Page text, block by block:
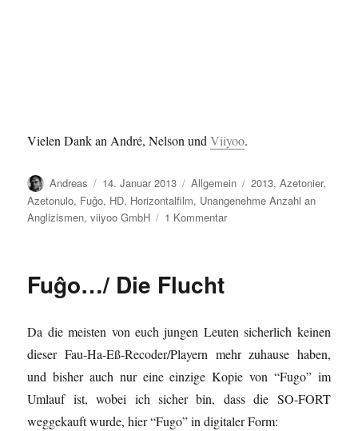
Vielen Dank an André, Nelson undViiyoo.
Autor
Andreas
Veröffentlicht
am
14. Januar 2013 Kategorien
Allgemein Schlagwörter
2013,Azetonier,
Azetonulo, Fuĝo, HD, Horizontalfilm, Unangenehme Anzahl an
Anglizismen,viiyoo GmbH 1 Kommentarzu
Fuĝo…/ Die Flucht
Da die meisten von euch jungen Leuten sicherlich keinen
dieser Fau-Ha-Eß-Recoder/Playern mehr zuhause haben,
und bisher auch nur eine einzige Kopie von “Fugo” im
Umlauf ist, wobei ich sicher bin, dass die SO-FORT
weggekauft wurde, hier “Fugo” in digitaler Form: